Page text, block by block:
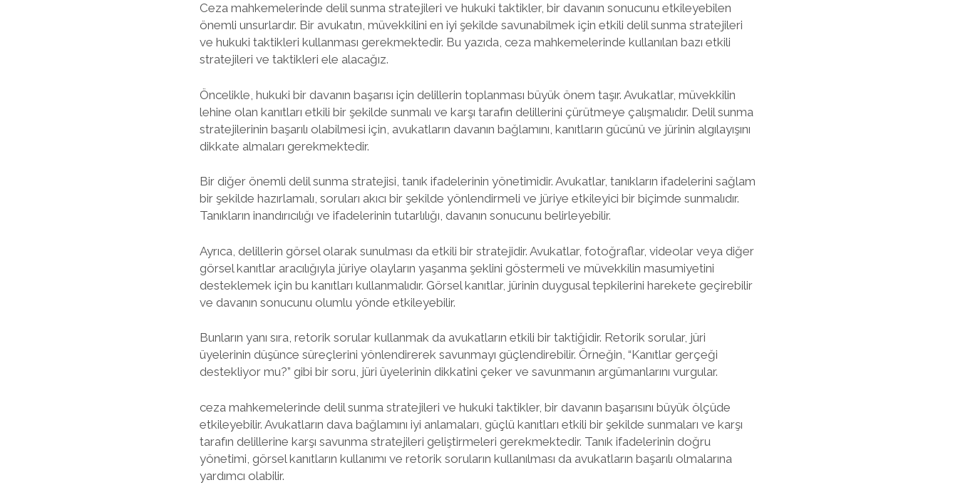
Ceza mahkemelerinde delil sunma stratejileri ve hukuki taktikler, bir davanın sonucunu etkileyebilen
önemli unsurlardır. Bir avukatın, müvekkilini en iyi şekilde savunabilmek için etkili delil sunma stratejileri
ve hukuki taktikleri kullanması gerekmektedir. Bu yazıda, ceza mahkemelerinde kullanılan bazı etkili
stratejileri ve taktikleri ele alacağız.
Öncelikle, hukuki bir davanın başarısı için delillerin toplanması büyük önem taşır. Avukatlar, müvekkilin
lehine olan kanıtları etkili bir şekilde sunmalı ve karşı tarafın delillerini çürütmeye çalışmalıdır. Delil sunma
stratejilerinin başarılı olabilmesi için, avukatların davanın bağlamını, kanıtların gücünü ve jürinin algılayışını
dikkate almaları gerekmektedir.
Bir diğer önemli delil sunma stratejisi, tanık ifadelerinin yönetimidir. Avukatlar, tanıkların ifadelerini sağlam
bir şekilde hazırlamalı, soruları akıcı bir şekilde yönlendirmeli ve jüriye etkileyici bir biçimde sunmalıdır.
Tanıkların inandırıcılığı ve ifadelerinin tutarlılığı, davanın sonucunu belirleyebilir.
Ayrıca, delillerin görsel olarak sunulması da etkili bir stratejidir. Avukatlar, fotoğraflar, videolar veya diğer
görsel kanıtlar aracılığıyla jüriye olayların yaşanma şeklini göstermeli ve müvekkilin masumiyetini
desteklemek için bu kanıtları kullanmalıdır. Görsel kanıtlar, jürinin duygusal tepkilerini harekete geçirebilir
ve davanın sonucunu olumlu yönde etkileyebilir.
Bunların yanı sıra, retorik sorular kullanmak da avukatların etkili bir taktiğidir. Retorik sorular, jüri
üyelerinin düşünce süreçlerini yönlendirerek savunmayı güçlendirebilir. Örneğin, “Kanıtlar gerçeği
destekliyor mu?” gibi bir soru, jüri üyelerinin dikkatini çeker ve savunmanın argümanlarını vurgular.
ceza mahkemelerinde delil sunma stratejileri ve hukuki taktikler, bir davanın başarısını büyük ölçüde
etkileyebilir. Avukatların dava bağlamını iyi anlamaları, güçlü kanıtları etkili bir şekilde sunmaları ve karşı
tarafın delillerine karşı savunma stratejileri geliştirmeleri gerekmektedir. Tanık ifadelerinin doğru
yönetimi, görsel kanıtların kullanımı ve retorik soruların kullanılması da avukatların başarılı olmalarına
yardımcı olabilir.